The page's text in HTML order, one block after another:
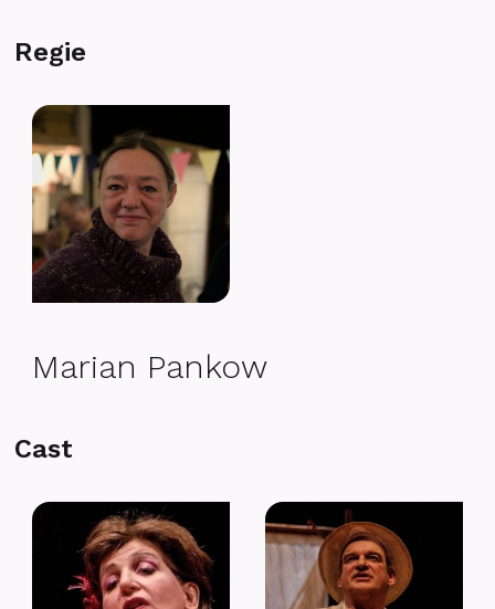
Regie
Marian Pankow
Cast